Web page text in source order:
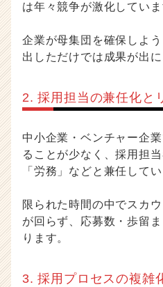
は年々競争が激化していま
企業が母集団を確保しよ
出しただけでは成果が出
2. 採用担当の兼任化と
中小企業・ベンチャー企
ることが少なく、採用担
「労務」などと兼任して
限られた時間の中でスカ
が回らず、応募数・歩留
ります。
3. 採用プロセスの複雑